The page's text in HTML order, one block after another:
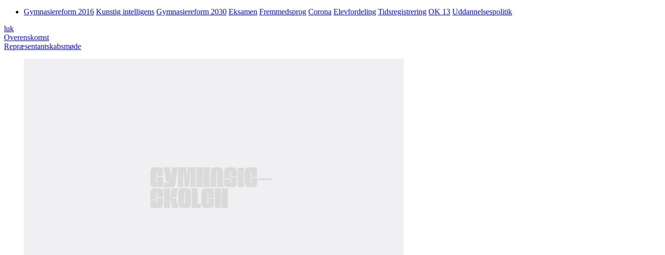
Gymnasiereform 2016 Kunstig intelligens Gymnasiereform 2030 Eksamen Fremmedsprog Corona Elevfordeling Tidsregistrering OK 13 Uddannelsespolitik
luk
Overenskomst
Repræsentantskabsmøde